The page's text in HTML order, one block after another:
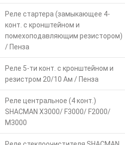
Реле стартера (замыкающее 4-
конт. с кронштейном и
помехоподавляющим резистором)
/ Пенза
Реле 5-ти конт. с кронштейном и
резистром 20/10 Ам / Пенза
Реле центральное (4 конт.)
SHACMAN X3000/ F3000/ F2000/
M3000